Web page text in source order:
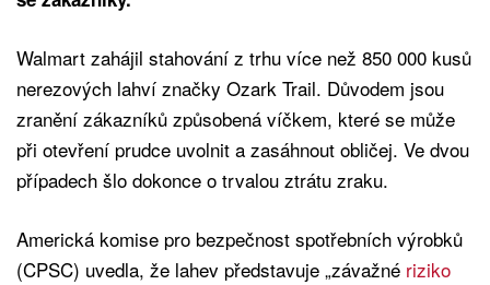
Walmart zahájil stahování z trhu více než 850 000 kusů
nerezových lahví značky Ozark Trail. Důvodem jsou
zranění zákazníků způsobená víčkem, které se může
při otevření prudce uvolnit a zasáhnout obličej. Ve dvou
případech šlo dokonce o trvalou ztrátu zraku.
Americká komise pro bezpečnost spotřebních výrobků
(CPSC) uvedla, že lahev představuje „závažné riziko